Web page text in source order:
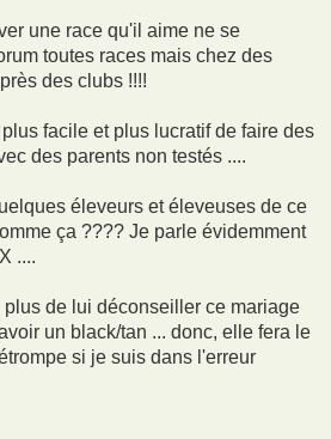
une race qu'il aime ne se
toutes races mais chez des
des clubs !!!!
facile et plus lucratif de faire des
des parents non testés ....
éleveurs et éleveuses de ce
ça ???? Je parle évidemment
....
de lui déconseiller ce mariage
un black/tan ... donc, elle fera le
si je suis dans l'erreur